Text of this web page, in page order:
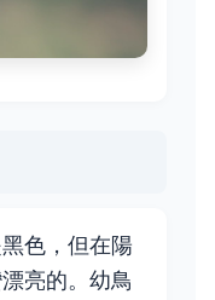
色，但在陽
亮的。幼鳥